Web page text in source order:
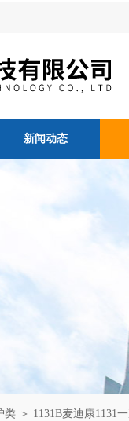
新闻动态
类 ＞ 1131B麦迪康1131